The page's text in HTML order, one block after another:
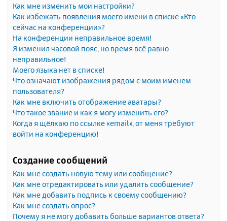
Как мне изменить мои настройки?
Как избежать появления моего имени в списке «Кто
сейчас на конференции»?
На конференции неправильное время!
Я изменил часовой пояс, но время всё равно
неправильное!
Моего языка нет в списке!
Что означают изображения рядом с моим именем
пользователя?
Как мне включить отображение аватары?
Что такое звание и как я могу изменить его?
Когда я щёлкаю по ссылке «email», от меня требуют
войти на конференцию!
Создание сообщений
Как мне создать новую тему или сообщение?
Как мне отредактировать или удалить сообщение?
Как мне добавить подпись к своему сообщению?
Как мне создать опрос?
Почему я не могу добавить больше вариантов ответа?